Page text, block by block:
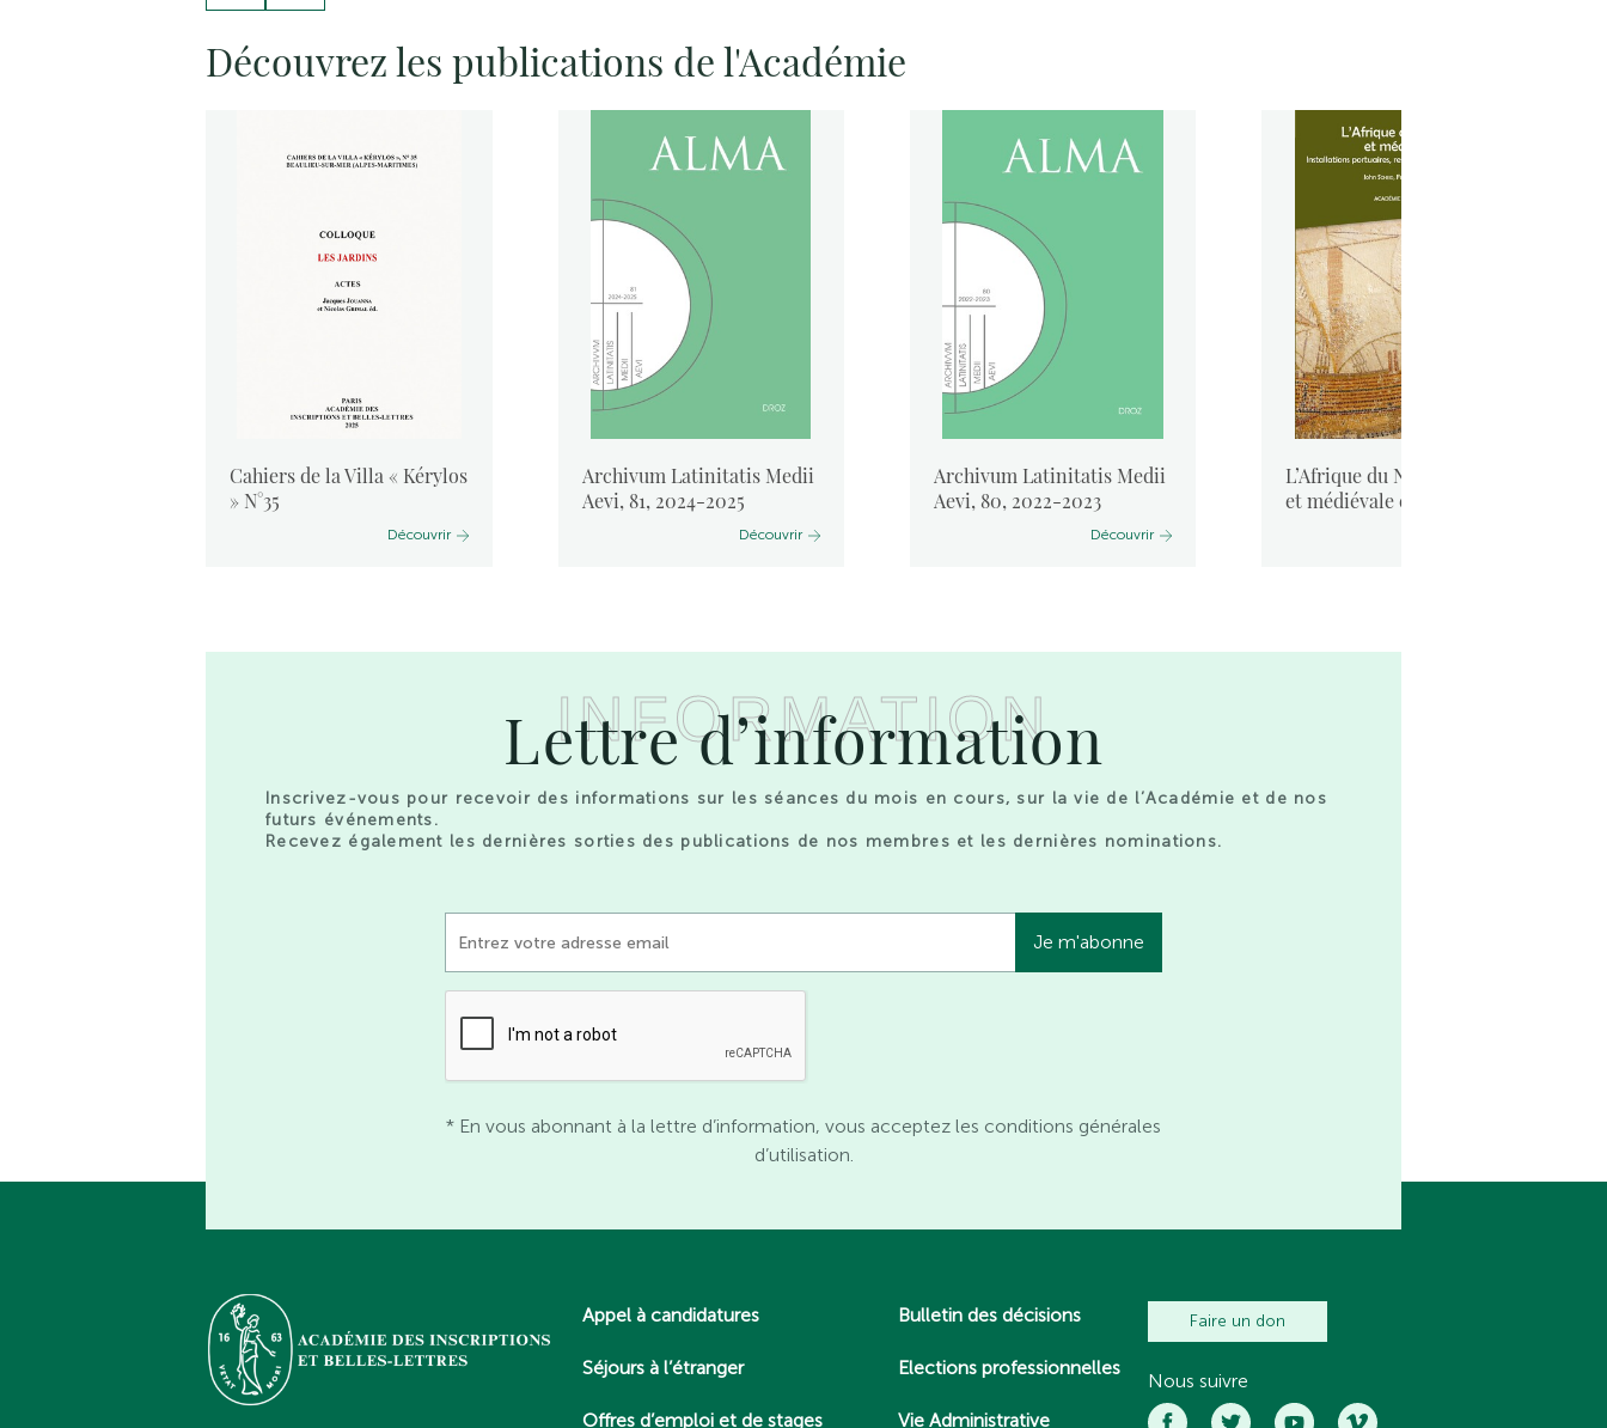
Découvrez les publications de l'Académie
Cahiers de la Villa « Kérylos
» N°35
Découvrir
Archivum Latinitatis Medii
Aevi, 81, 2024-2025
Découvrir
Archivum Latinitatis Medii
Aevi, 80, 2022-2023
Découvrir
L’Afrique du Nord antique
et médiévale et la mer. ...
INFORMATION
Lettre d’information
Inscrivez-vous pour recevoir des informations sur les séances du mois en cours, sur la vie de l’Académie et de nos
futurs événements.
Recevez également les dernières sorties des publications de nos membres et les dernières nominations.
* En vous abonnant à la lettre d’information, vous acceptez les conditions générales
d’utilisation.
Appel à candidatures
Séjours à l’étranger
Offres d’emploi et de stages
Bulletin des décisions
Elections professionnelles
Vie Administrative
Faire un don
Nous suivre